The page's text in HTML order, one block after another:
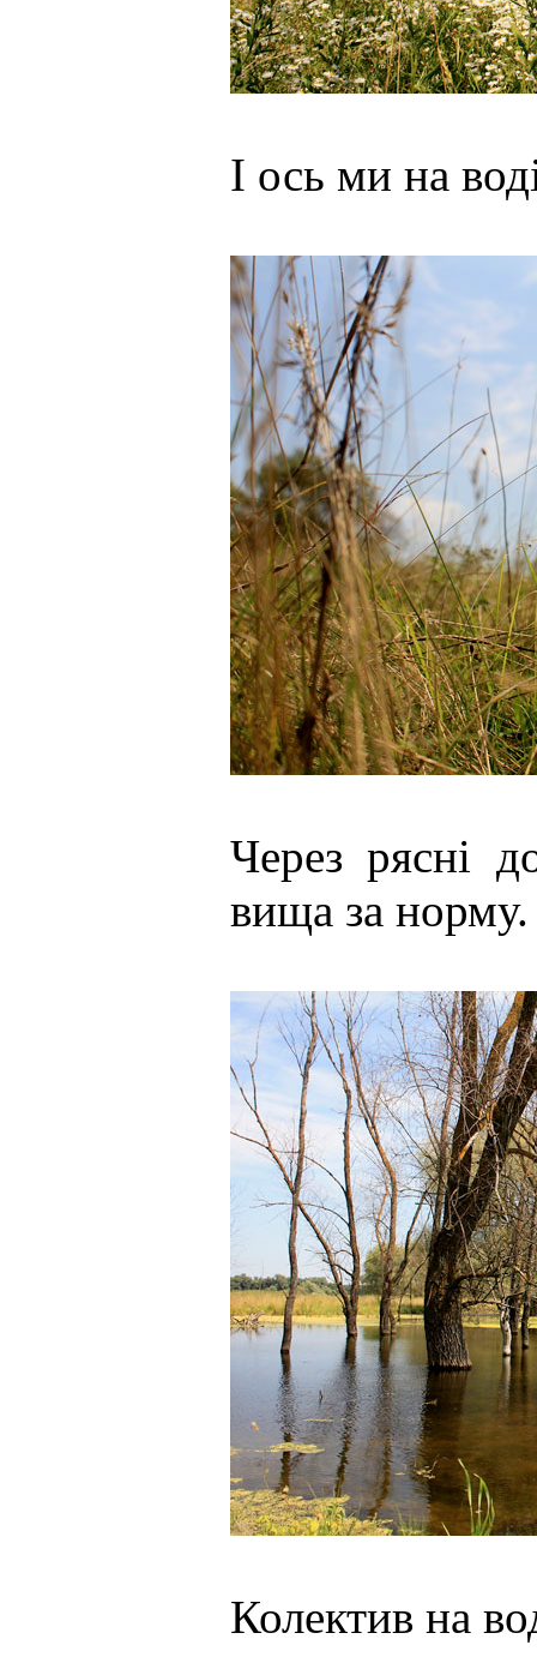
І ось ми на
Через рясні
вища за норму.
Колектив на